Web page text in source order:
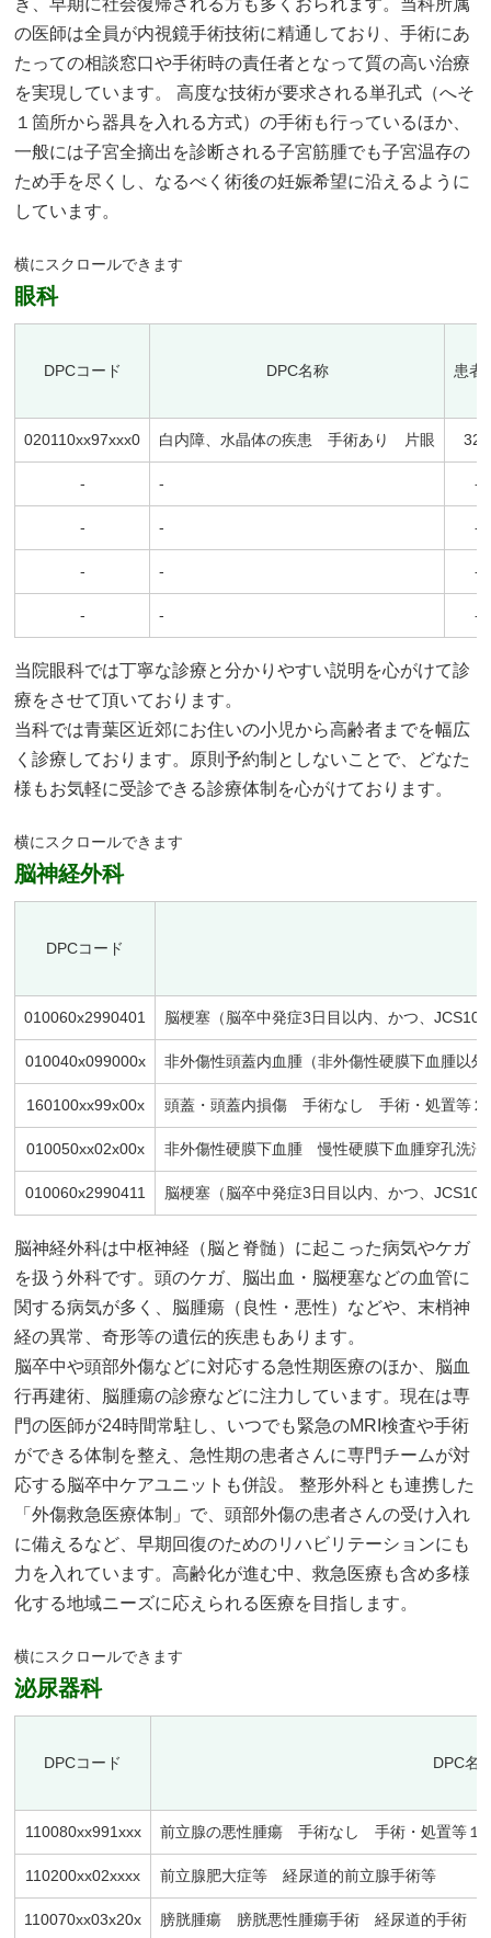
き、早期に社会復帰される方も多くおられます。当科所属
の医師は全員が内視鏡手術技術に精通しており、手術にあ
たっての相談窓口や手術時の責任者となって質の高い治療
を実現しています。 高度な技術が要求される単孔式（へそ
１箇所から器具を入れる方式）の手術も行っているほか、
一般には子宮全摘出を診断される子宮筋腫でも子宮温存の
ため手を尽くし、なるべく術後の妊娠希望に沿えるように
しています。
眼科
DPCコード DPC名称 患者
020110xx97xxx0 白内障、水晶体の疾患 手術あり 片眼 327
- - -
- - -
- - -
- - -
当院眼科では丁寧な診療と分かりやすい説明を心がけて診
療をさせて頂いております。
当科では青葉区近郊にお住いの小児から高齢者までを幅広
く診療しております。原則予約制としないことで、どなた
様もお気軽に受診できる診療体制を心がけております。
脳神経外科
DPCコード
010060x2990401 脳梗塞（脳卒中発症3日目以内、かつ、
010040x099000x 非外傷性頭蓋内血腫（非外傷性硬膜下血腫
160100xx99x00x 頭蓋・頭蓋内損傷 手術なし 手術・処置等
010050xx02x00x 非外傷性硬膜下血腫 慢性硬膜下血腫穿孔洗
010060x2990411 脳梗塞（脳卒中発症3日目以内、かつ、
脳神経外科は中枢神経（脳と脊髄）に起こった病気やケガ
を扱う外科です。頭のケガ、脳出血・脳梗塞などの血管に
関する病気が多く、脳腫瘍（良性・悪性）などや、末梢神
経の異常、奇形等の遺伝的疾患もあります。
脳卒中や頭部外傷などに対応する急性期医療のほか、脳血
行再建術、脳腫瘍の診療などに注力しています。現在は専
門の医師が24時間常駐し、いつでも緊急のMRI検査や手術
ができる体制を整え、急性期の患者さんに専門チームが対
応する脳卒中ケアユニットも併設。 整形外科とも連携した
「外傷救急医療体制」で、頭部外傷の患者さんの受け入れ
に備えるなど、早期回復のためのリハビリテーションにも
力を入れています。高齢化が進む中、救急医療も含め多様
化する地域ニーズに応えられる医療を目指します。
泌尿器科
DPCコード DPC名
110080xx991xxx 前立腺の悪性腫瘍 手術なし 手術・処置等１
110200xx02xxxx 前立腺肥大症等 経尿道的前立腺手術等
110070xx03x20x 膀胱腫瘍 膀胱悪性腫瘍手術 経尿道的手術